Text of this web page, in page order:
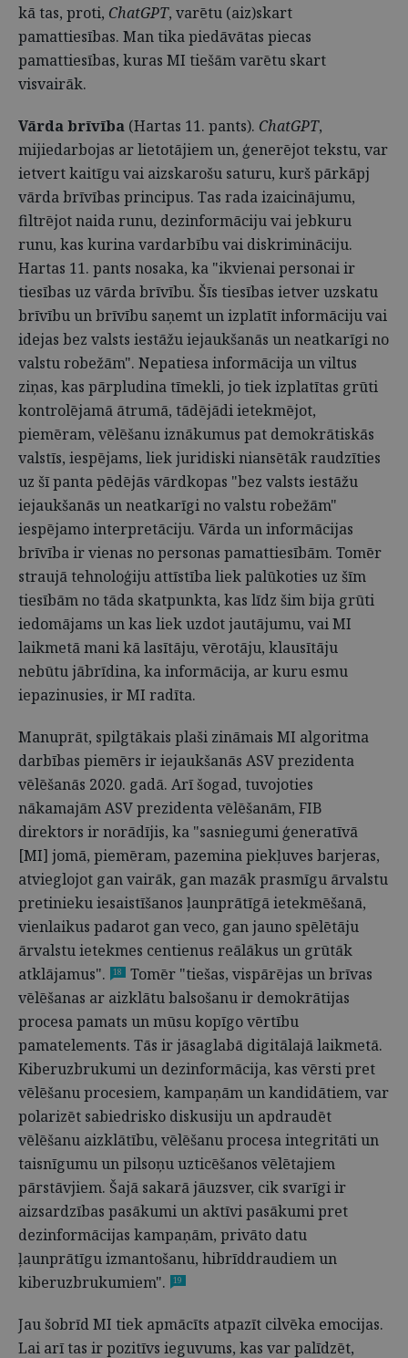
kā tas, proti, ChatGPT, varētu (aiz)skart
pamattiesības. Man tika piedāvātas piecas
pamattiesības, kuras MI tiešām varētu skart
visvairāk.
Vārda brīvība (Hartas 11. pants). ChatGPT,
mijiedarbojas ar lietotājiem un, ģenerējot tekstu, var
ietvert kaitīgu vai aizskarošu saturu, kurš pārkāpj
vārda brīvības principus. Tas rada izaicinājumu,
filtrējot naida runu, dezinformāciju vai jebkuru
runu, kas kurina vardarbību vai diskrimināciju.
Hartas 11. pants nosaka, ka "ikvienai personai ir
tiesības uz vārda brīvību. Šīs tiesības ietver uzskatu
brīvību un brīvību saņemt un izplatīt informāciju vai
idejas bez valsts iestāžu iejaukšanās un neatkarīgi no
valstu robežām". Nepatiesa informācija un viltus
ziņas, kas pārpludina tīmekli, jo tiek izplatītas grūti
kontrolējamā ātrumā, tādējādi ietekmējot,
piemēram, vēlēšanu iznākumus pat demokrātiskās
valstīs, iespējams, liek juridiski niansētāk raudzīties
uz šī panta pēdējās vārdkopas "bez valsts iestāžu
iejaukšanās un neatkarīgi no valstu robežām"
iespējamo interpretāciju. Vārda un informācijas
brīvība ir vienas no personas pamattiesībām. Tomēr
straujā tehnoloģiju attīstība liek palūkoties uz šīm
tiesībām no tāda skatpunkta, kas līdz šim bija grūti
iedomājams un kas liek uzdot jautājumu, vai MI
laikmetā mani kā lasītāju, vērotāju, klausītāju
nebūtu jābrīdina, ka informācija, ar kuru esmu
iepazinusies, ir MI radīta.
Manuprāt, spilgtākais plaši zināmais MI algoritma
darbības piemērs ir iejaukšanās ASV prezidenta
vēlēšanās 2020. gadā. Arī šogad, tuvojoties
nākamajām ASV prezidenta vēlēšanām, FIB
direktors ir norādījis, ka "sasniegumi ģeneratīvā
[MI] jomā, piemēram, pazemina piekļuves barjeras,
atvieglojot gan vairāk, gan mazāk prasmīgu ārvalstu
pretinieku iesaistīšanos ļaunprātīgā ietekmēšanā,
vienlaikus padarot gan veco, gan jauno spēlētāju
ārvalstu ietekmes centienus reālākus un grūtāk
atklājamus".
18
Tomēr "tiešas, vispārējas un brīvas
vēlēšanas ar aizklātu balsošanu ir demokrātijas
procesa pamats un mūsu kopīgo vērtību
pamatelements. Tās ir jāsaglabā digitālajā laikmetā.
Kiberuzbrukumi un dezinformācija, kas vērsti pret
vēlēšanu procesiem, kampaņām un kandidātiem, var
polarizēt sabiedrisko diskusiju un apdraudēt
vēlēšanu aizklātību, vēlēšanu procesa integritāti un
taisnīgumu un pilsoņu uzticēšanos vēlētajiem
pārstāvjiem. Šajā sakarā jāuzsver, cik svarīgi ir
aizsardzības pasākumi un aktīvi pasākumi pret
dezinformācijas kampaņām, privāto datu
ļaunprātīgu izmantošanu, hibrīddraudiem un
kiberuzbrukumiem".
19
Jau šobrīd MI tiek apmācīts atpazīt cilvēka emocijas.
Lai arī tas ir pozitīvs ieguvums, kas var palīdzēt,